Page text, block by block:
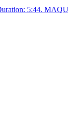
5:44.